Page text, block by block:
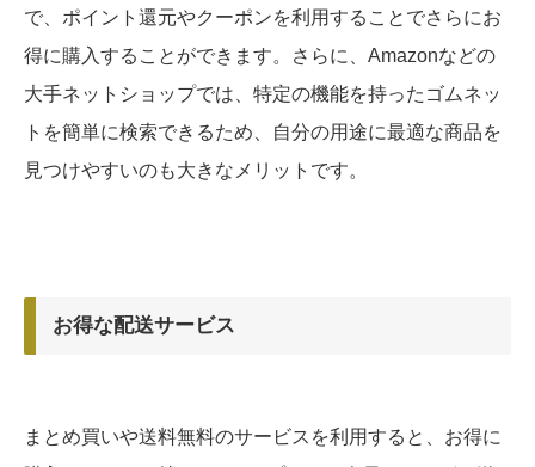
で、ポイント還元やクーポンを利用することでさらにお
得に購入することができます。さらに、Amazonなどの
大手ネットショップでは、特定の機能を持ったゴムネッ
トを簡単に検索できるため、自分の用途に最適な商品を
見つけやすいのも大きなメリットです。
お得な配送サービス
まとめ買いや送料無料のサービスを利用すると、お得に